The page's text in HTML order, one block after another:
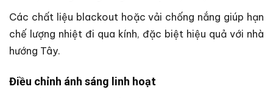
Các chất liệu blackout hoặc vải chống nắng giúp hạn
chế lượng nhiệt đi qua kính, đặc biệt hiệu quả với nhà
hướng Tây.
Điều chỉnh ánh sáng linh hoạt